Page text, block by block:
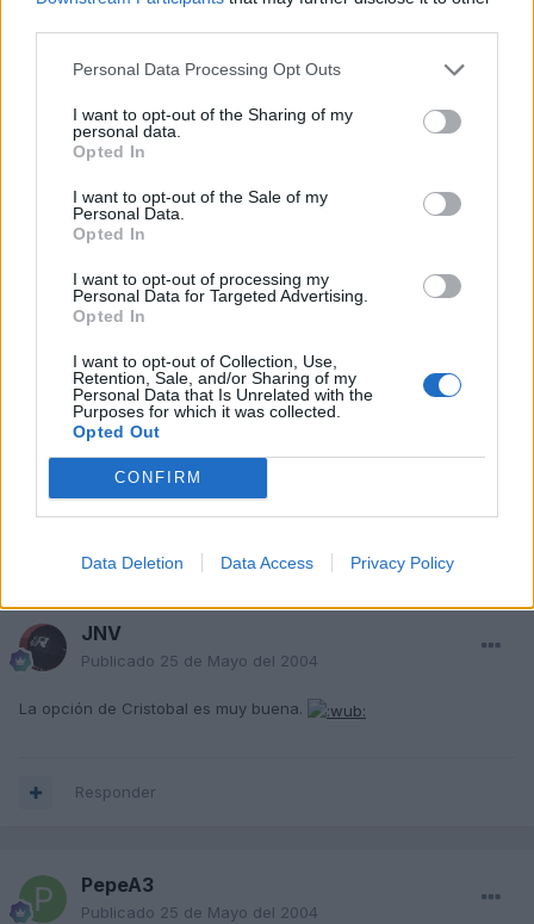
Personal Data Processing Opt Outs
I want to opt-out of the Sharing of my
personal data.
Opted In
I want to opt-out of the Sale of my
Personal Data.
Opted In
I want to opt-out of processing my
Personal Data for Targeted Advertising.
Opted In
I want to opt-out of Collection, Use,
Retention, Sale, and/or Sharing of my
Personal Data that Is Unrelated with the
Purposes for which it was collected.
Opted Out
CONFIRM
Data Deletion Data Access Privacy Policy
Cristóbal
Publicado25 de Mayo del 2004
(creo que son dos años). Si quieres, mándame un MP y te doy el
teléfono. Una compañera gripó su A4 TDI 110 y lo cambió sin
Esta empresa se dedica a reparar motores gripados y lo dejan
nuevos, tan nuevos, que hay que hacerles incluso rodaje.
JNV
Publicado 25 de Mayo del 2004
La opción de Cristobal es muy buena.
Responder
PepeA3
Publicado 25 de Mayo del 2004